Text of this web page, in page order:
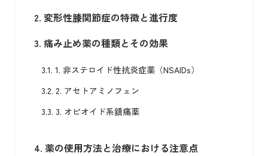
2. 変形性膝関節症の特徴と進行度
3. 痛み止め薬の種類とその効果
3.1. 1. 非ステロイド性抗炎症薬（NSAIDs）
3.2. 2. アセトアミノフェン
3.3. 3. オピオイド系鎮痛薬
4. 薬の使用方法と治療における注意点